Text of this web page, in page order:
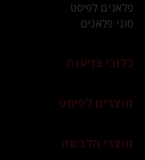
פלאגים לפיסט
סוגי פלאגים
כלובי צניעות
מוצרים לפיסט
מוצרי הלבשה